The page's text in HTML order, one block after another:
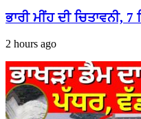
ਭਾਰੀ ਮੀਂਹ ਦੀ ਚਿਤਾਵਨੀ,
2 hours ago